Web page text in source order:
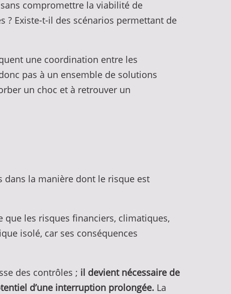
compromettre la viabilité de
? Existe-t-il des scénarios permettant de
une coordination entre les
pas à un ensemble de solutions
un choc et à retrouver un
dans la manière dont le risque est
les risques financiers, climatiques,
isolé, car ses conséquences
des contrôles ; il devient nécessaire de
d’une interruption prolongée. La